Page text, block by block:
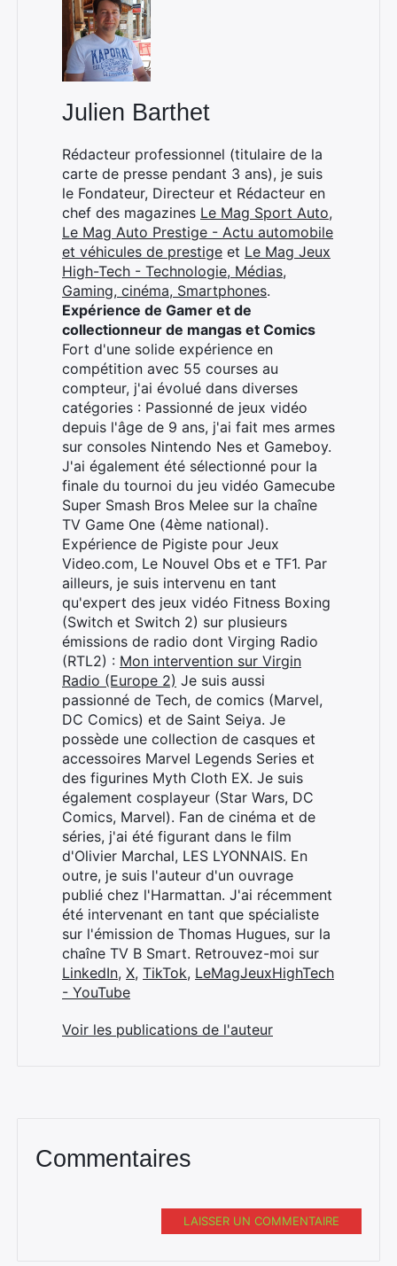
Julien Barthet
Rédacteur professionnel (titulaire de la
carte de presse pendant 3 ans), je suis
le Fondateur, Directeur et Rédacteur en
chef des magazines Le Mag Sport Auto,
Le Mag Auto Prestige - Actu automobile
et véhicules de prestige et Le Mag Jeux
High-Tech - Technologie, Médias,
Gaming, cinéma, Smartphones.
Expérience de Gamer et de
collectionneur de mangas et Comics
Fort d'une solide expérience en
compétition avec 55 courses au
compteur, j'ai évolué dans diverses
catégories : Passionné de jeux vidéo
depuis l'âge de 9 ans, j'ai fait mes armes
sur consoles Nintendo Nes et Gameboy.
J'ai également été sélectionné pour la
finale du tournoi du jeu vidéo Gamecube
Super Smash Bros Melee sur la chaîne
TV Game One (4ème national).
Expérience de Pigiste pour Jeux
Video.com, Le Nouvel Obs et e TF1. Par
ailleurs, je suis intervenu en tant
qu'expert des jeux vidéo Fitness Boxing
(Switch et Switch 2) sur plusieurs
émissions de radio dont Virging Radio
(RTL2) : Mon intervention sur Virgin
Radio (Europe 2) Je suis aussi
passionné de Tech, de comics (Marvel,
DC Comics) et de Saint Seiya. Je
possède une collection de casques et
accessoires Marvel Legends Series et
des figurines Myth Cloth EX. Je suis
également cosplayeur (Star Wars, DC
Comics, Marvel). Fan de cinéma et de
séries, j'ai été figurant dans le film
d'Olivier Marchal, LES LYONNAIS. En
outre, je suis l'auteur d'un ouvrage
publié chez l'Harmattan. J'ai récemment
été intervenant en tant que spécialiste
sur l'émission de Thomas Hugues, sur la
chaîne TV B Smart. Retrouvez-moi sur
LinkedIn, X, TikTok, LeMagJeuxHighTech
- YouTube
Voir les publications de l'auteur
Commentaires
LAISSER UN COMMENTAIRE
Rechercher